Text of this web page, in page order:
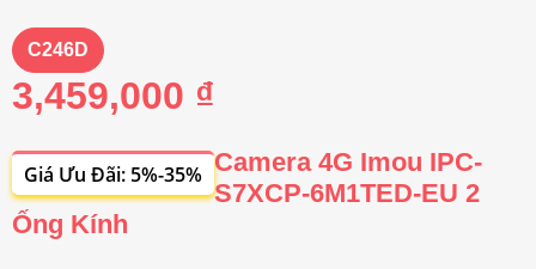
C246D
3,459,000 ₫
Giá Ưu Đãi: 5%-35% Camera 4G Imou IPC-
S7XCP-6M1TED-EU 2
Ống Kính